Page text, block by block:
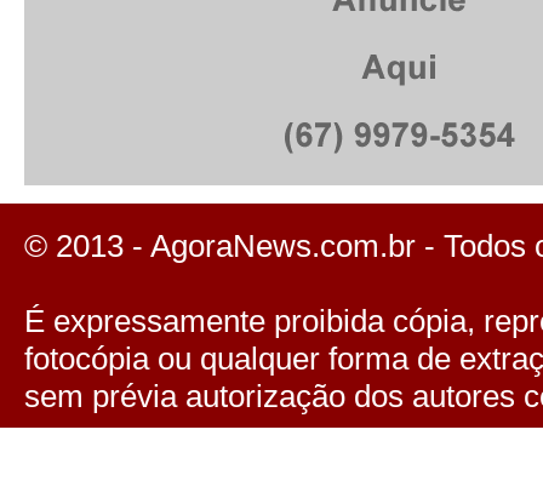
© 2013 - AgoraNews.com.br - Todos
É expressamente proibida cópia,
fotocópia ou qualquer forma de
sem prévia autorização dos autores